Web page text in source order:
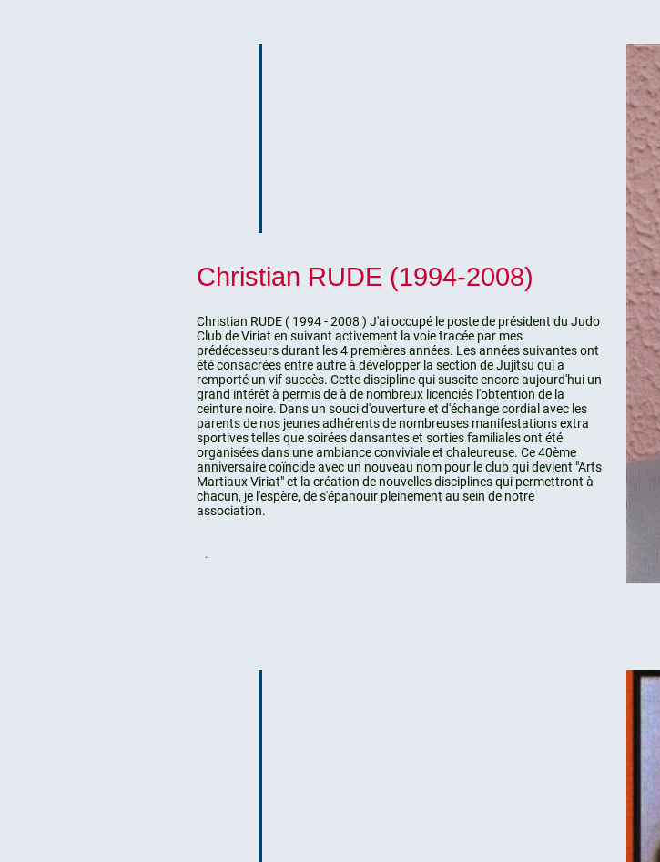
Christian RUDE (1994-2008)
Christian RUDE ( 1994 - 2008 ) J'ai occupé le poste de président du Judo
Club de Viriat en suivant activement la voie tracée par mes
prédécesseurs durant les 4 premières années. Les années suivantes ont
été consacrées entre autre à développer la section de Jujitsu qui a
remporté un vif succès. Cette discipline qui suscite encore aujourd'hui un
grand intérêt à permis de à de nombreux licenciés l'obtention de la
ceinture noire. Dans un souci d'ouverture et d'échange cordial avec les
parents de nos jeunes adhérents de nombreuses manifestations extra
sportives telles que soirées dansantes et sorties familiales ont été
organisées dans une ambiance conviviale et chaleureuse. Ce 40ème
anniversaire coïncide avec un nouveau nom pour le club qui devient "Arts
Martiaux Viriat" et la création de nouvelles disciplines qui permettront à
chacun, je l'espère, de s'épanouir pleinement au sein de notre
association.
.